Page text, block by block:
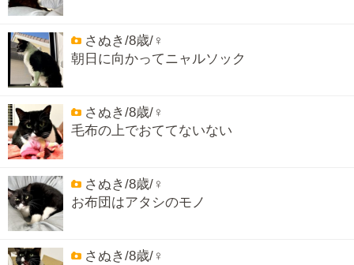
さぬき/8歳/♀
朝日に向かってニャルソック
さぬき/8歳/♀
毛布の上でおててないない
さぬき/8歳/♀
お布団はアタシのモノ
さぬき/8歳/♀